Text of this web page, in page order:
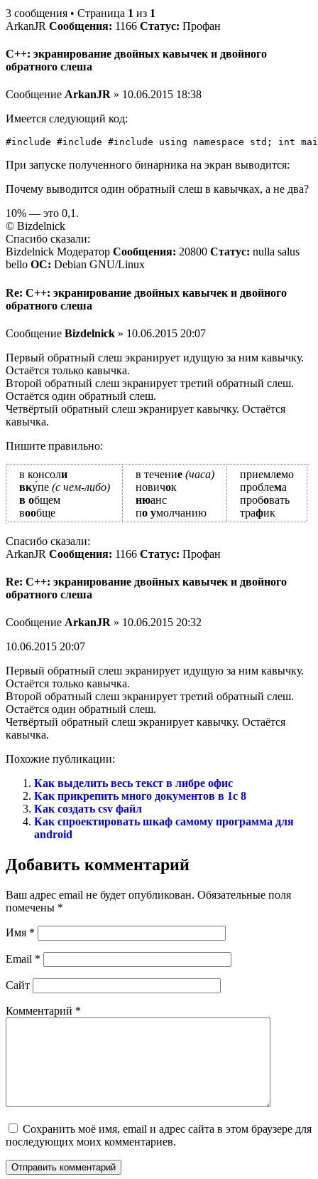
3 сообщения • Страница 1 из 1
ArkanJR Сообщения: 1166 Статус: Профан
C++: экранирование двойных кавычек и двойного
обратного слеша
Сообщение ArkanJR » 10.06.2015 18:38
Имеется следующий код:
#include #include #include using namespace std; int
При запуске полученного бинарника на экран выводится:
Почему выводится один обратный слеш в кавычках, а не два?
10% — это 0,1.
© Bizdelnick
Спасибо сказали:
Bizdelnick Модератор Сообщения: 20800 Статус: nulla salus
bello ОС: Debian GNU/Linux
Re: C++: экранирование двойных кавычек и двойного
обратного слеша
Сообщение Bizdelnick » 10.06.2015 20:07
Первый обратный слеш экранирует идущую за ним кавычку.
Остаётся только кавычка.
Второй обратный слеш экранирует третий обратный слеш.
Остаётся один обратный слеш.
Четвёртый обратный слеш экранирует кавычку. Остаётся
кавычка.
Пишите правильно:
в консоли
вку́пе (с чем-либо)
в общем
вообще
в течение (часа)
новичок
нюанс
по умолчанию
приемлемо
проблема
пробовать
трафик
Спасибо сказали:
ArkanJR Сообщения: 1166 Статус: Профан
Re: C++: экранирование двойных кавычек и двойного
обратного слеша
Сообщение ArkanJR » 10.06.2015 20:32
10.06.2015 20:07
Первый обратный слеш экранирует идущую за ним кавычку.
Остаётся только кавычка.
Второй обратный слеш экранирует третий обратный слеш.
Остаётся один обратный слеш.
Четвёртый обратный слеш экранирует кавычку. Остаётся
кавычка.
Похожие публикации:
Как выделить весь текст в либре офис
Как прикрепить много документов в 1с 8
Как создать csv файл
Как спроектировать шкаф самому программа для
android
Добавить комментарий
Ваш адрес email не будет опубликован. Обязательные поля
помечены *
Имя *
Email *
Сайт
Комментарий *
Сохранить моё имя, email и адрес сайта в этом браузере для
последующих моих комментариев.